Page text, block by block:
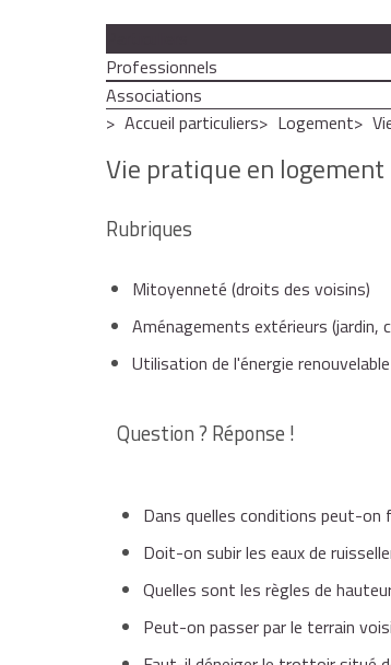
Professionnels
Associations
Accueil particuliers
Logement
Vie pratique en
Rubriques
Mitoyenneté (droits des voisins)
Aménagements extérieurs (jardin,
Utilisation de l'énergie renouvelable
Question ? Réponse !
Dans quelles conditions peut-on
Doit-on subir les eaux de
Quelles sont les règles de
Peut-on passer par le terrain